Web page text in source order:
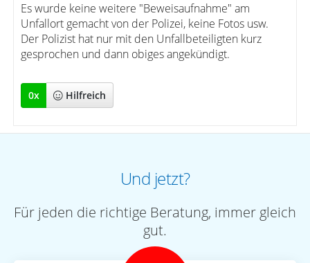
Es wurde keine weitere "Beweisaufnahme" am
Unfallort gemacht von der Polizei, keine Fotos usw.
Der Polizist hat nur mit den Unfallbeteiligten kurz
gesprochen und dann obiges angekündigt.
0x Hilfreich
Und jetzt?
Für jeden die richtige Beratung, immer gleich
gut.